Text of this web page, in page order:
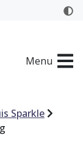
Menu
Sparkle